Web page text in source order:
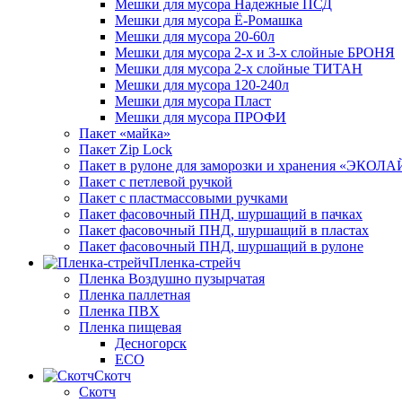
Мешки для мусора Надежные ПСД
Мешки для мусора Ё-Ромашка
Мешки для мусора 20-60л
Мешки для мусора 2-х и 3-х слойные БРОНЯ
Мешки для мусора 2-х слойные ТИТАН
Мешки для мусора 120-240л
Мешки для мусора Пласт
Мешки для мусора ПРОФИ
Пакет «майка»
Пакет Zip Lock
Пакет в рулоне для заморозки и хранения
Пакет с петлевой ручкой
Пакет с пластмассовыми ручками
Пакет фасовочный ПНД, шуршащий в пачках
Пакет фасовочный ПНД, шуршащий в пластах
Пакет фасовочный ПНД, шуршащий в рулоне
Пленка-стрейч
Пленка Воздушно пузырчатая
Пленка паллетная
Пленка ПВХ
Пленка пищевая
Десногорск
ECO
Скотч
Скотч